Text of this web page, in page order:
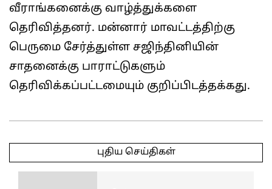
வீராங்கனைக்கு வாழ்த்துக்களை
தெரிவித்தனர். மன்னார் மாவட்டத்திற்கு
பெருமை சேர்த்துள்ள சஜிந்தினியின்
சாதனைக்கு பாராட்டுகளும்
தெரிவிக்கப்பட்டமையும் குறிப்பிடத்தக்கது.
05-
புதிய செய்திகள்